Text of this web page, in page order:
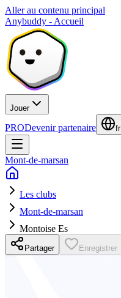
Aller au contenu principal
Anybuddy - Accueil
Jouer
PRODevenir partenaire fr
Mont-de-marsan
Les clubs
Mont-de-marsan
Montoise Es
Partager Enregistrer